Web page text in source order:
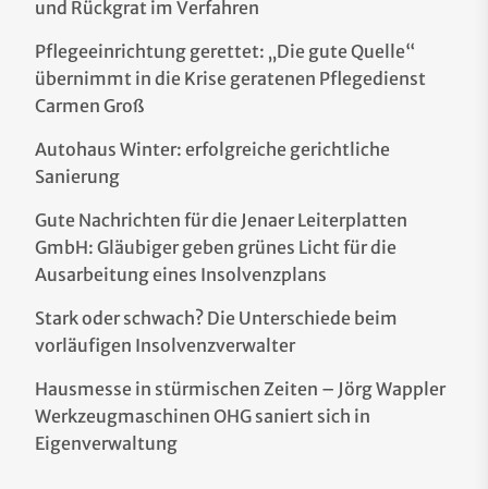
und Rückgrat im Verfahren
Pflegeeinrichtung gerettet: „Die gute Quelle“
übernimmt in die Krise geratenen Pflegedienst
Carmen Groß
Autohaus Winter: erfolgreiche gerichtliche
Sanierung
Gute Nachrichten für die Jenaer Leiterplatten
GmbH: Gläubiger geben grünes Licht für die
Ausarbeitung eines Insolvenzplans
Stark oder schwach? Die Unterschiede beim
vorläufigen Insolvenzverwalter
Hausmesse in stürmischen Zeiten – Jörg Wappler
Werkzeugmaschinen OHG saniert sich in
Eigenverwaltung